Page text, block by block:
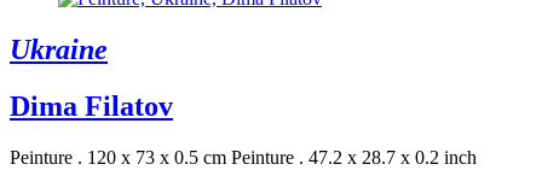
Ukraine
Dima Filatov
Peinture . 120 x 73 x 0.5 cm Peinture . 47.2 x 28.7 x 0.2 inch